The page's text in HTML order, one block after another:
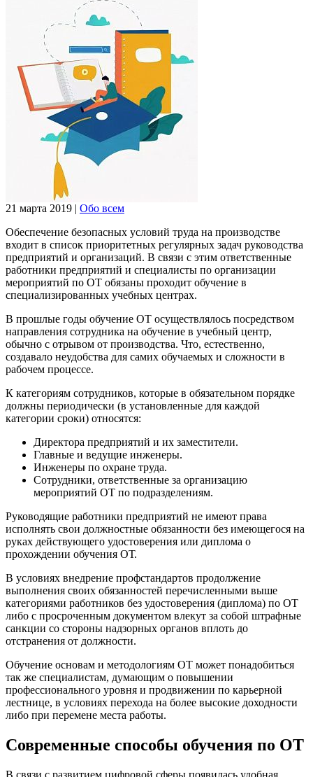
21 марта 2019 | Обо всем
Обеспечение безопасных условий труда на производстве
входит в список приоритетных регулярных задач руководства
предприятий и организаций. В связи с этим ответственные
работники предприятий и специалисты по организации
мероприятий по ОТ обязаны проходит обучение в
специализированных учебных центрах.
В прошлые годы обучение ОТ осуществлялось посредством
направления сотрудника на обучение в учебный центр,
обычно с отрывом от производства. Что, естественно,
создавало неудобства для самих обучаемых и сложности в
рабочем процессе.
К категориям сотрудников, которые в обязательном порядке
должны периодически (в установленные для каждой
категории сроки) относятся:
Директора предприятий и их заместители.
Главные и ведущие инженеры.
Инженеры по охране труда.
Сотрудники, ответственные за организацию
мероприятий ОТ по подразделениям.
Руководящие работники предприятий не имеют права
исполнять свои должностные обязанности без имеющегося на
руках действующего удостоверения или диплома о
прохождении обучения ОТ.
В условиях внедрение профстандартов продолжение
выполнения своих обязанностей перечисленными выше
категориями работников без удостоверения (диплома) по ОТ
либо с просроченным документом влекут за собой штрафные
санкции со стороны надзорных органов вплоть до
отстранения от должности.
Обучение основам и методологиям ОТ может понадобиться
так же специалистам, думающим о повышении
профессионального уровня и продвижении по карьерной
лестнице, в условиях перехода на более высокие доходности
либо при перемене места работы.
Современные способы обучения по ОТ
В связи с развитием цифровой сферы появилась удобная